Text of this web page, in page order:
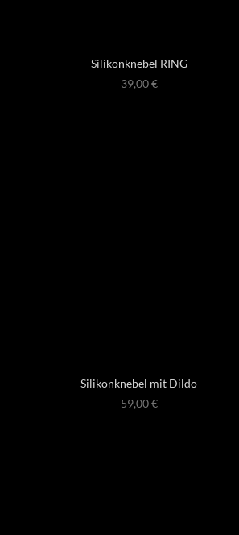
Silikonknebel RING
39,00€
Silikonknebel mit Dildo
59,00€